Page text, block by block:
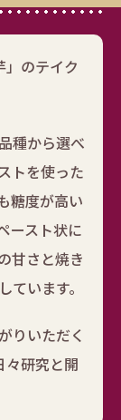
」のテイク
種から選べ
トを使った
糖度が高い
ースト状に
甘さと焼き
ています。
りいただく
々研究と開